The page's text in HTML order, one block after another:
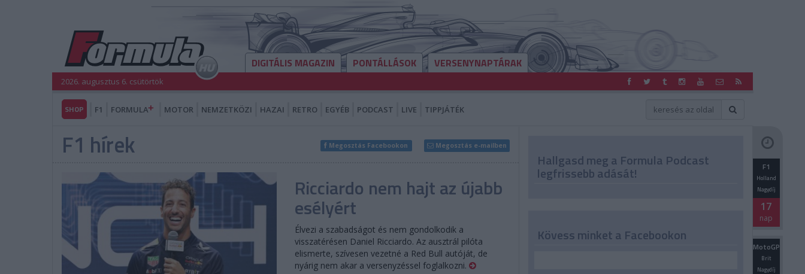
DIGITÁLIS MAGAZIN PONTÁLLÁSOK VERSENYNAPTÁRAK
2026. augusztus 6. csütörtök
SHOP F1 FORMULA MOTOR NEMZETKÖZI HAZAI RETRO EGYÉB PODCAST LIVE TIPPJÁTÉK
F1 hírek Megosztás e-mailben
Megosztás Facebookon
Ricciardo nem hajt az újabb
esélyért
Élvezi a szabadságot és nem gondolkodik a
visszatérésen Daniel Ricciardo. Az ausztrál pilóta
elismerte, szívesen vezetné a Red Bull autóját, de
nyárig nem akar a versenyzéssel foglalkozni.
Hallgasd meg a Formula Podcast
legfrissebb adását! F1
Holland
Nagydíj
17
nap
MotoGP
Brit
Nagydíj
Kövess minket a Facebookon